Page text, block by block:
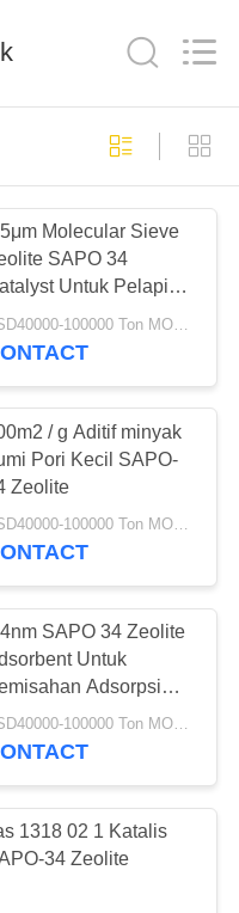
43
12
Molecular Sieve
SAPO 34
Untuk Pelapis
Bantu
USD40000-100000 Ton MOQ:1 KG
/ g Aditif minyak
Pori Kecil SAPO-
Zeolite
USD40000-100000 Ton MOQ:1 KG
SAPO 34 Zeolite
Untuk
Adsorpsi
USD40000-100000 Ton MOQ:1 KG
1318 02 1 Katalis
34 Zeolite